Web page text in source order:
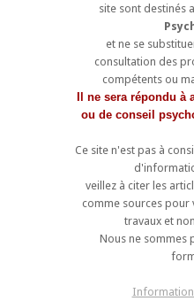
site sont destinés
et ne se
consultation des
compétents ou
Il ne sera répondu à
ou de conseil
Ce site n'est pas à
veillez à citer les
comme sources pour
travaux et
Nous ne sommes